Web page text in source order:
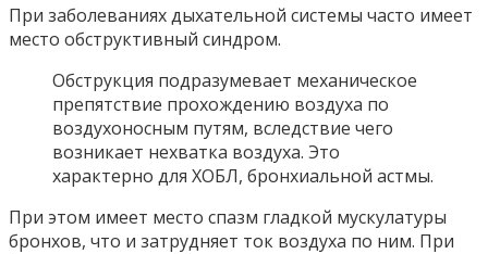
При заболеваниях дыхательной системы часто имеет
место обструктивный синдром.
Обструкция подразумевает механическое
препятствие прохождению воздуха по
воздухоносным путям, вследствие чего
возникает нехватка воздуха. Это
характерно для ХОБЛ, бронхиальной астмы.
При этом имеет место спазм гладкой мускулатуры
бронхов, что и затрудняет ток воздуха по ним. При